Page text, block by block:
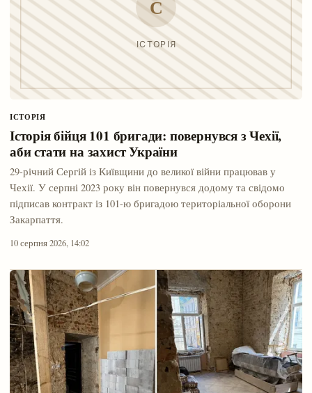
ІСТОРІЯ
Історія бійця 101 бригади: повернувся з Чехії,
аби стати на захист України
29-річний Сергій із Київщини до великої війни працював у
Чехії. У серпні 2023 року він повернувся додому та свідомо
підписав контракт із 101-ю бригадою територіальної оборони
Закарпаття.
10 серпня 2026, 14:02